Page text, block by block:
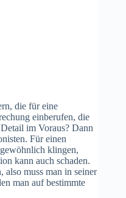
die für eine
einberufen, die
im Voraus? Dann
Für einen
klingen,
kann auch schaden.
also muss man in seiner
man auf bestimmte